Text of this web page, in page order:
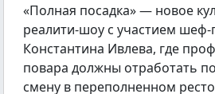
«Полная посадка» — новое
реалити-шоу с участием шеф-
Константина Ивлева, где
повара должны отработать
смену в переполненном